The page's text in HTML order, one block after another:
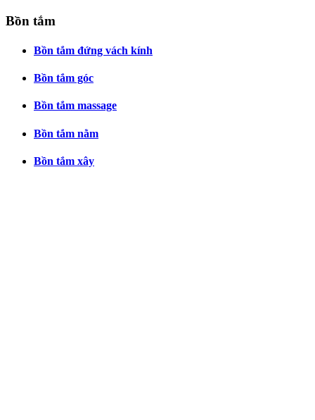
Bồn tắm
Bồn tắm đứng vách kính
Bồn tắm góc
Bồn tắm massage
Bồn tắm nằm
Bồn tắm xây